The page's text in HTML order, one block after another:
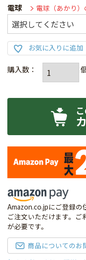
電球 電球（あかり
Amazon.co.jpにご登録の
ご注文いただけます。ご
が必要です。
商品についてのお